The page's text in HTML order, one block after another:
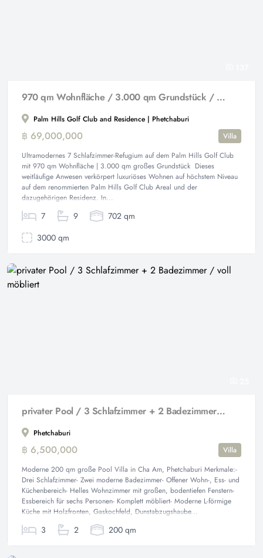
970 qm Wohnfläche / 3.000 qm Grundstück / hochmodern
Palm Hills Golf Club and Residence | Phetchaburi
฿ 69,000,000
Villa
Ultramodernes 7 Schlafzimmer-Refugium auf dem Palm Hills Golf Club
mit 970 qm Wohnfläche | 3.000 qm großes Grundstück Dieses
weitläufige Anwesen verkörpert luxuriöses Wohnen auf höchstem Niveau
auf dem renommierten Palm Hills Golf Club Areal und der
dazugehörigen Residenz. In...
7 9
702 qm
3000 qm
privater Pool / 3 Schlafzimmer + 2 Badezimmer / voll möbliert
Phetchaburi
฿ 6,500,000
Villa
Moderne 200 qm große Pool Villa in Cha Am, Phetchaburi Merkmale:-
Drei Schlafzimmer- Zwei moderne Badezimmer- Offener Wohn-, Ess- und
Küchenbereich- Helles Wohnzimmer mit großen, bodentiefen Fenstern-
Essbereich für sechs Personen- Komplett möbliert- Moderne L-förmige
Küche mit Holzfronten, Gaskochfeld, Dunstabzugshaube...
3 2 200 qm